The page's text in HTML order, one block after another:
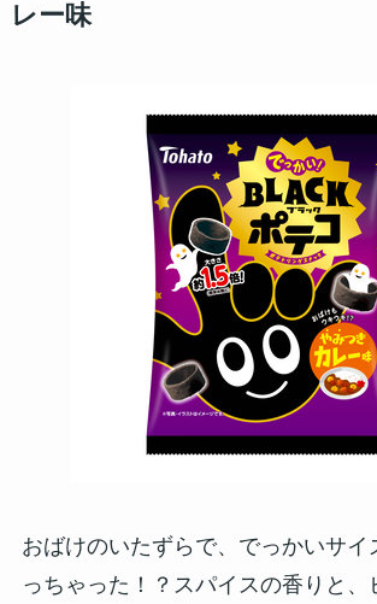
レー味
おばけのいたずらで、でっかいサイ
っちゃった！？スパイスの香りと、